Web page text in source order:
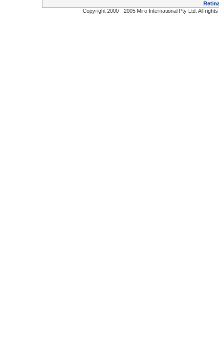
Copyright 2000 - 2005 Miro International Pty Ltd. All